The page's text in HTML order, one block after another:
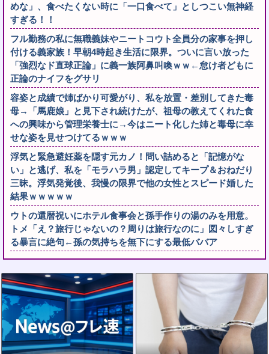
めな」、食べたくない時に「一口食べて」としつこい無神経
すぎる！！
フル勤務の私に無職義妹やニートコウト全員分の家事を押し
付ける義家族！早朝4時起き生活に限界。ついに言い放った
「強烈なド直球正論」に義一族阿鼻叫喚ｗｗ←怠け者どもに
正論のナイフをグサリ
容姿と成績で姉ばかり可愛がり、私を放置・差別してきた毒
母→「馬鹿娘」と見下され続けたが、祖母の教えてくれた食
への興味から管理栄養士に→今はニート化した姉と毒母に幸
せな姿を見せつけてるｗｗｗ
浮気と緊急避妊薬を隠す元カノ！問い詰めると「記憶がな
い」と逃げ、私を「モラハラ男」認定してキープ＆おねだり
三昧。浮気発覚後、我慢の限界で他の女性とスピード婚した
結果ｗｗｗｗｗ
ウトの還暦祝いにホテル食事会と孫手作りの湯のみを用意。
トメ「え？旅行じゃないの？周りは旅行なのに」図々しすぎ
る暴言に絶句←孫の気持ちを無下にする最低ババア